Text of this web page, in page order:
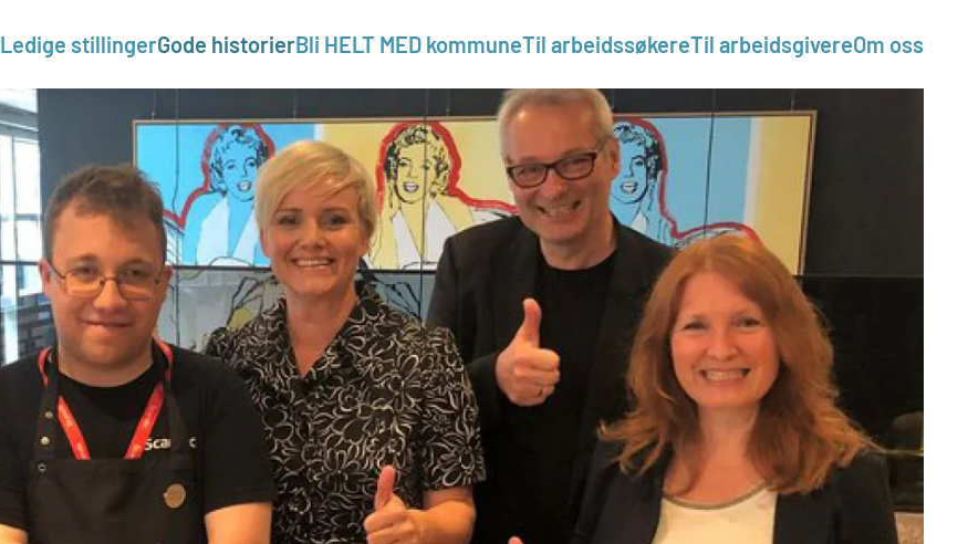
Ledige stillingerGode historierBli HELT MED kommuneTil arbeidssøkereTil arbeidsgivereOm oss